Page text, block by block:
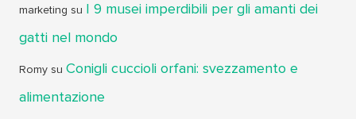
marketing su I 9 musei imperdibili per gli amanti dei
gatti nel mondo
Romysu Conigli cuccioli orfani: svezzamento e
alimentazione